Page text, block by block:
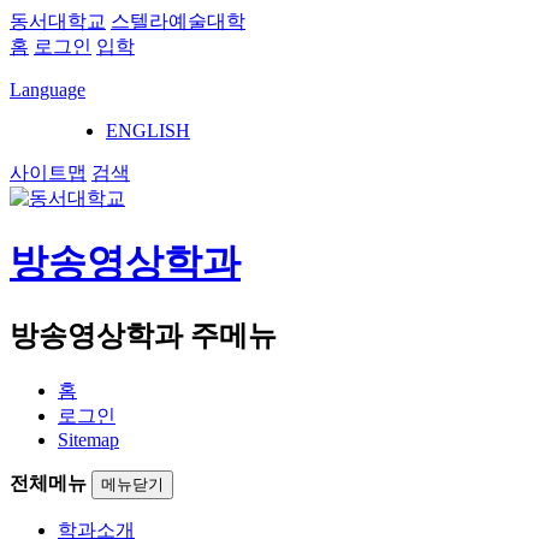
동서대학교 스텔라예술대학
홈 로그인 입학
Language
ENGLISH
사이트맵 검색
방송영상학과
방송영상학과 주메뉴
홈
로그인
Sitemap
전체메뉴 메뉴닫기
학과소개